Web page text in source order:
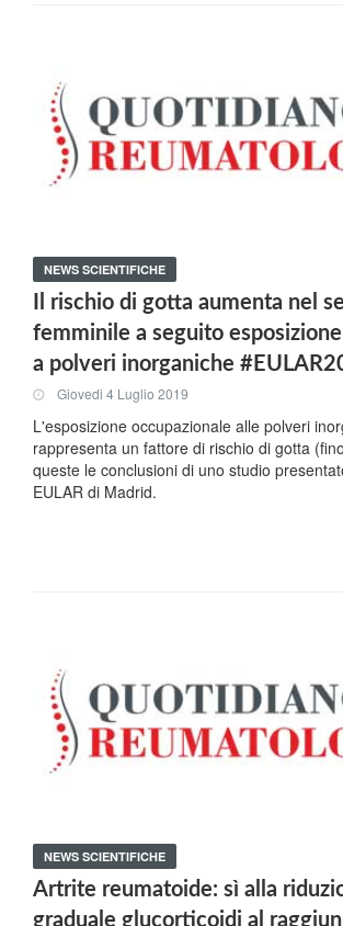
NEWS SCIENTIFICHE
Il rischio di gotta aumenta nel
femminile a seguito
a polveri inorganiche
Giovedi 4 Luglio 2019
L'esposizione occupazionale alle polveri
rappresenta un fattore di rischio di gotta
queste le conclusioni di uno studio
EULAR di Madrid.
NEWS SCIENTIFICHE
Artrite reumatoide: sì alla
graduale glucorticoidi al